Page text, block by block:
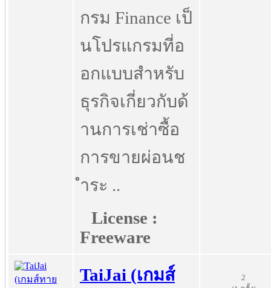
กรม Finance เป็
นโปรแกรมที่อ
อกแบบสำหรับ
ธุรกิจเกี่ยวกับด้
านการเช่าซื้อ
การขายผ่อนช
ำระ ..
License :
Freeware
TaiJai (เกมส์
2